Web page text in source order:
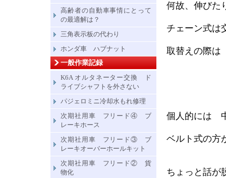
何故、伸びた
チェーン式は
取替えの際は
個人的には
ベルト式の方
ちょっと話が
高齢者の自動車事情にとって
の最適解は？
三角表示板の代わり
ホンダ車 ハブナット
一般作業記録
K6A オルタネーター交換 ド
ライブシャフトを外さない
パジェロミニ冷却水もれ修理
次期社用車 フリード④ ブ
レーキホース
次期社用車 フリード③ ブ
レーキオーバーホールキット
次期社用車 フリード② 貨
物化